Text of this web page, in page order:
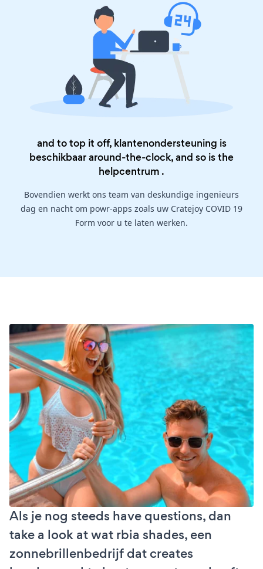
and to top it off, klantenondersteuning is
beschikbaar around-the-clock, and so is the
helpcentrum .
Bovendien werkt ons team van deskundige ingenieurs
dag en nacht om powr-apps zoals uw Cratejoy COVID 19
Form voor u te laten werken.
Als je nog steeds have questions, dan
take a look at wat rbia shades, een
zonnebrillenbedrijf dat creates